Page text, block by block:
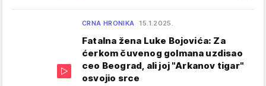
CRNA HRONIKA 15.1.2025.
Fatalna žena Luke Bojovića: Za
ćerkom čuvenog golmana uzdisao
ceo Beograd, ali joj "Arkanov tigar"
osvojio srce